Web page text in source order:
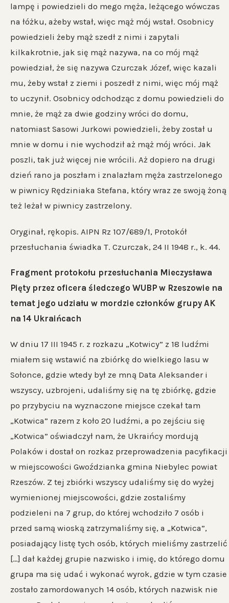
lampę i powiedzieli do mego męża, leżącego wówczas
na łóżku, ażeby wstał, więc mąż mój wstał. Osobnicy
powiedzieli żeby mąż szedł z nimi i zapytali
kilkakrotnie, jak się mąż nazywa, na co mój mąż
powiedział, że się nazywa Czurczak Józef, więc kazali
mu, żeby wstał z ziemi i poszedł z nimi, więc mój mąż
to uczynił. Osobnicy odchodząc z domu powiedzieli do
mnie, że mąż za dwie godziny wróci do domu,
natomiast Sasowi Jurkowi powiedzieli, żeby został u
mnie w domu i nie wychodził aż mąż mój wróci. Jak
poszli, tak już więcej nie wrócili. Aż dopiero na drugi
dzień rano ja poszłam i znalazłam męża zastrzelonego
w piwnicy Rędziniaka Stefana, który wraz ze swoją żoną
też leżał w piwnicy zastrzelony.
Oryginał, rękopis. AIPN Rz 107/689/1, Protokół
przesłuchania świadka T. Czurczak, 24 II 1948 r., k. 44.
Fragment protokołu przesłuchania Mieczysława
Pięty przez oficera śledczego WUBP w Rzeszowie na
temat jego udziału w mordzie członków grupy AK
na 14 Ukraińcach
W dniu 17 III 1945 r. z rozkazu „Kotwicy” z 18 ludźmi
miałem się wstawić na zbiórkę do wielkiego lasu w
Sołonce, gdzie wtedy był ze mną Data Aleksander i
wszyscy, uzbrojeni, udaliśmy się na tę zbiórkę, gdzie
po przybyciu na wyznaczone miejsce czekał tam
„Kotwica” razem z koło 20 ludźmi, a po zejściu się
„Kotwica” oświadczył nam, że Ukraińcy mordują
Polaków i dostał on rozkaz przeprowadzenia pacyfikacji
w miejscowości Gwoździanka gmina Niebylec powiat
Rzeszów. Z tej zbiórki wszyscy udaliśmy się do wyżej
wymienionej miejscowości, gdzie zostaliśmy
podzieleni na 7 grup, do której wchodziło 7 osób i
przed samą wioską zatrzymaliśmy się, a „Kotwica”,
posiadający listę tych osób, których mieliśmy zastrzelić
[…] dał każdej grupie nazwisko i imię, do którego domu
grupa ma się udać i wykonać wyrok, gdzie w tym czasie
zostało zamordowanych 14 osób, których nazwisk nie